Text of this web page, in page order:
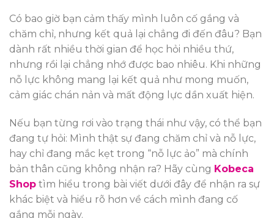
Có bao giờ bạn cảm thấy mình luôn cố gắng và
chăm chỉ, nhưng kết quả lại chẳng đi đến đâu? Bạn
dành rất nhiều thời gian để học hỏi nhiều thứ,
nhưng rồi lại chẳng nhớ được bao nhiêu. Khi những
nỗ lực không mang lại kết quả như mong muốn,
cảm giác chán nản và mất động lực dần xuất hiện.
Nếu bạn từng rơi vào trạng thái như vậy, có thể bạn
đang tự hỏi: Mình thật sự đang chăm chỉ và nỗ lực,
hay chỉ đang mắc kẹt trong “nỗ lực ảo” mà chính
bản thân cũng không nhận ra? Hãy cùng Kobeca
Shop tìm hiểu trong bài viết dưới đây để nhận ra sự
khác biệt và hiểu rõ hơn về cách mình đang cố
gắng mỗi ngày.